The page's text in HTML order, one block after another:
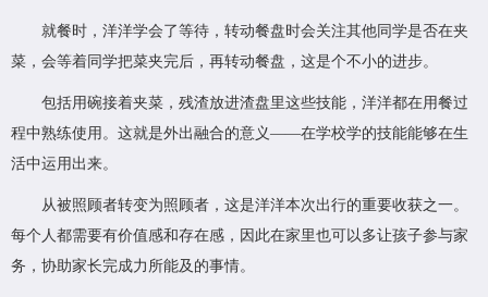
就餐时，洋洋学会了等待，转动餐盘时会关注其他同学是否在夹
菜，会等着同学把菜夹完后，再转动餐盘，这是个不小的进步。
包括用碗接着夹菜，残渣放进渣盘里这些技能，洋洋都在用餐过
程中熟练使用。这就是外出融合的意义——在学校学的技能能够在生
活中运用出来。
从被照顾者转变为照顾者，这是洋洋本次出行的重要收获之一。
每个人都需要有价值感和存在感，因此在家里也可以多让孩子参与家
务，协助家长完成力所能及的事情。